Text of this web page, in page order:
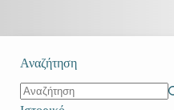
Αναζήτηση
No